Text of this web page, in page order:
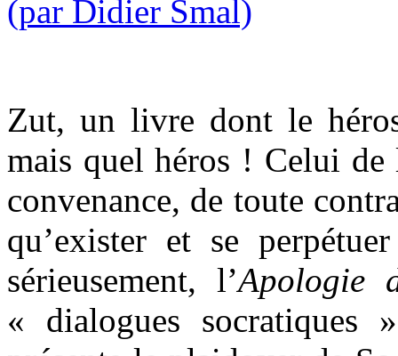
Zut, un livre dont le
mais quel héros ! Celui de
convenance, de toute
qu’exister et se
sérieusement, l’Apologie
« dialogues